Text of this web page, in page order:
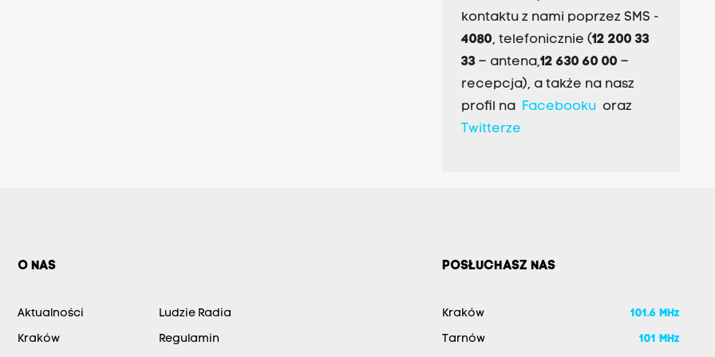
kontaktu z nami poprzez SMS -
4080, telefonicznie (12 200 33
33– antena,12 630 60 00 –
recepcja), a także na nasz
profil na Facebookuoraz
Twitterze
O NAS
Aktualności
Kraków
Ludzie Radia
Regulamin
POSŁUCHASZ NAS
Kraków 101.6 MHz
Tarnów 101 MHz